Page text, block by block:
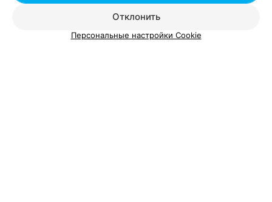
Отклонить
Персональные настройки Cookie